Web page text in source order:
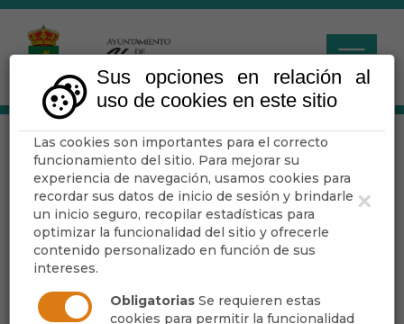
×
Sus opciones en relación al
uso de cookies en este sitio
Las cookies son importantes para el correcto
funcionamiento del sitio. Para mejorar su
experiencia de navegación, usamos cookies para
recordar sus datos de inicio de sesión y brindarle
un inicio seguro, recopilar estadísticas para
optimizar la funcionalidad del sitio y ofrecerle
contenido personalizado en función de sus
intereses.
Obligatorias Se requieren estas
cookies para permitir la funcionalidad
Deportes
Escuchar